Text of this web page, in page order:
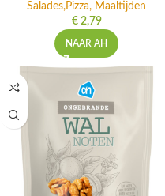
Salades,Pizza, Maaltijden
€2,79
NAAR AH